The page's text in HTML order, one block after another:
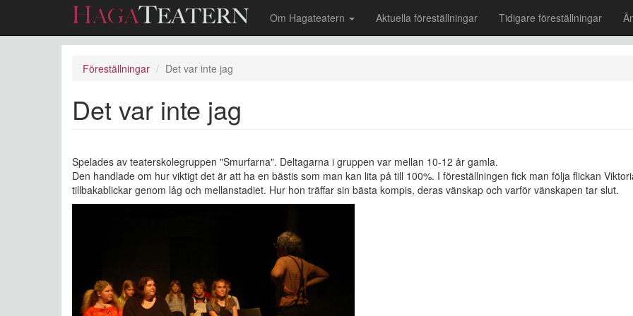
Om Hagateatern Aktuella föreställningar Tidigare föreställningar
Föreställningar Det var inte jag
Det var inte jag
Spelades av teaterskolegruppen "Smurfarna". Deltagarna i gruppen var mellan 10-12 år gamla.
Den handlade om hur viktigt det är att ha en bästis som man kan lita på till 100%. I föreställningen fick man följa flickan
tillbakablickar genom låg och mellanstadiet. Hur hon träffar sin bästa kompis, deras vänskap och varför vänskapen tar slut.